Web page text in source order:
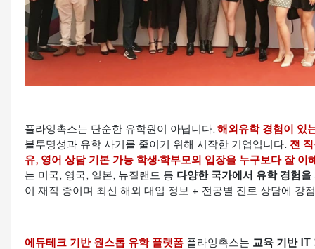
플라잉촉스는 단순한 유학원이 아닙니다. 해외유학 경험이 있
불투명성과 유학 사기를 줄이기 위해 시작한 기업입니다. 전
유, 영어 상담 기본 가능 학생·학부모의 입장을 누구보다 잘 이
는 미국, 영국, 일본, 뉴질랜드 등 다양한 국가에서 유학 경험
이 재직 중이며 최신 해외 대입 정보 + 전공별 진로 상담에 강
에듀테크 기반 원스톱 유학 플랫폼 플라잉촉스는 교육 기반 IT